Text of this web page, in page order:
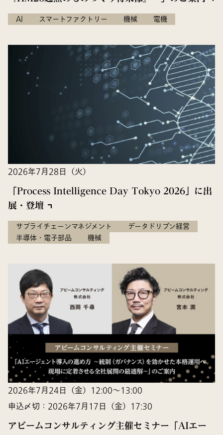
AI スマートファクトリー 機械 電機
2026年7月28日（火）
「Process Intelligence Day Tokyo 2026」に出
展・登壇
サプライチェーンマネジメント
データドリブン経営
半導体・電子部品
機械
2026年7月24日（金）12:00～13:00
申込〆切：2026年7月17日（金）17:30
アビームコンサルティング主催セミナー「AIエー